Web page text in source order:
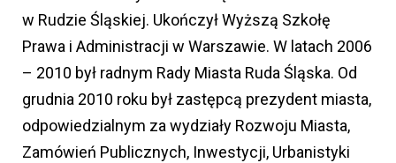
w Rudzie Śląskiej. Ukończył Wyższą Szkołę
Prawa i Administracji w Warszawie. W latach 2006
– 2010 był radnym Rady Miasta Ruda Śląska. Od
grudnia 2010 roku był zastępcą prezydent miasta,
odpowiedzialnym za wydziały Rozwoju Miasta,
Zamówień Publicznych, Inwestycji, Urbanistyki